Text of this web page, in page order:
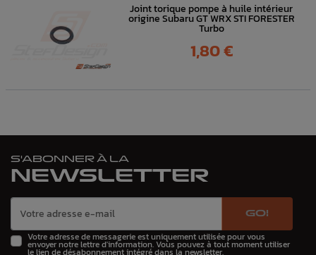
Joint torique pompe à huile intérieur
origine Subaru GT WRX STI FORESTER
Turbo
Prix
1,80 €
S'ABONNER À LA
NEWSLETTER
GO!
Votre adresse de messagerie est uniquement utilisée pour vous
envoyer notre lettre d'information. Vous pouvez à tout moment utiliser
le lien de désabonnement intégré dans la newsletter.